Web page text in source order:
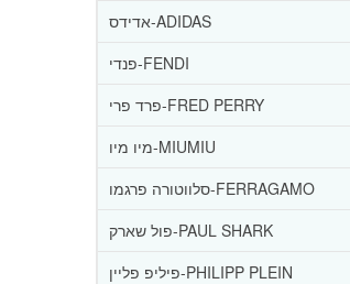
אדידס-ADIDAS
פנדי-FENDI
פרד פרי-FRED PERRY
מיו מיו-MIUMIU
סלווטורה פרגמו-FERRAGAMO
פול שארק-PAUL SHARK
פיליפ פליין-PHILIPP PLEIN